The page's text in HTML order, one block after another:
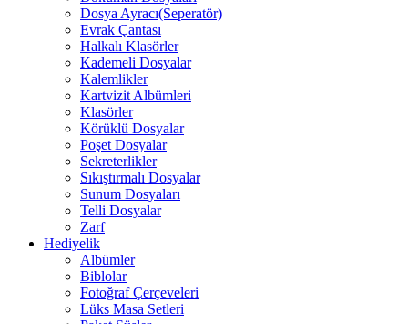
Dosya Ayracı(Seperatör)
Evrak Çantası
Halkalı Klasörler
Kademeli Dosyalar
Kalemlikler
Kartvizit Albümleri
Klasörler
Körüklü Dosyalar
Poşet Dosyalar
Sekreterlikler
Sıkıştırmalı Dosyalar
Sunum Dosyaları
Telli Dosyalar
Zarf
Hediyelik
Albümler
Biblolar
Fotoğraf Çerçeveleri
Lüks Masa Setleri